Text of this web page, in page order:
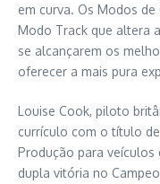
em curva. Os Modos
Modo Track que altera
se alcançarem os
oferecer a mais pura
Louise Cook, piloto
currículo com o título
Produção para veículos
dupla vitória no